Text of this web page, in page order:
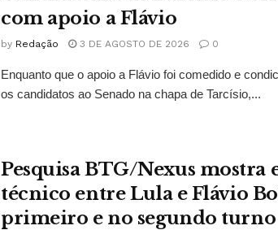
com apoio a Flávio
by Redação 3 DE AGOSTO DE 2026 0
Enquanto que o apoio a Flávio foi comedido e
os candidatos ao Senado na chapa de Tarcísio,...
Pesquisa BTG/Nexus mostra
técnico entre Lula e Flávio
primeiro e no segundo turno